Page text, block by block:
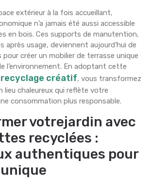
extérieur à la fois accueillant,
n’a jamais été aussi accessible
en bois. Ces supports de manutention,
après usage, deviennent aujourd’hui de
créer un mobilier de terrasse unique
l’environnement. En adoptant cette
créatif, vous transformez
lieu chaleureux qui reflète votre
consommation plus responsable.
votrejardin avec
recyclées :
authentiques pour